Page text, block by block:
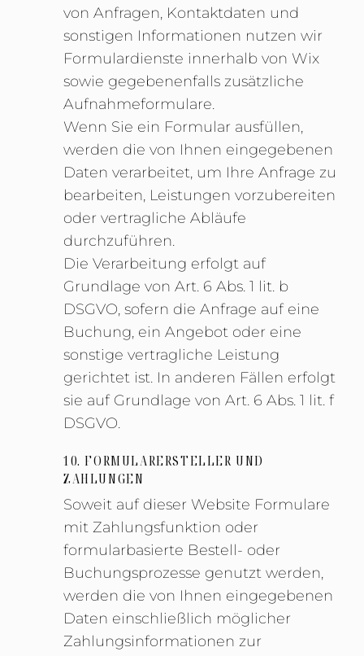
von Anfragen, Kontaktdaten und
sonstigen Informationen nutzen wir
Formulardienste innerhalb von Wix
sowie gegebenenfalls zusätzliche
Aufnahmeformulare.
Wenn Sie ein Formular ausfüllen,
werden die von Ihnen eingegebenen
Daten verarbeitet, um Ihre Anfrage zu
bearbeiten, Leistungen vorzubereiten
oder vertragliche Abläufe
durchzuführen.
Die Verarbeitung erfolgt auf
Grundlage von Art. 6 Abs. 1 lit. b
DSGVO, sofern die Anfrage auf eine
Buchung, ein Angebot oder eine
sonstige vertragliche Leistung
gerichtet ist. In anderen Fällen erfolgt
sie auf Grundlage von Art. 6 Abs. 1 lit. f
DSGVO.
10. FORMULARERSTELLER UND
ZAHLUNGEN
Soweit auf dieser Website Formulare
mit Zahlungsfunktion oder
formularbasierte Bestell- oder
Buchungsprozesse genutzt werden,
werden die von Ihnen eingegebenen
Daten einschließlich möglicher
Zahlungsinformationen zur